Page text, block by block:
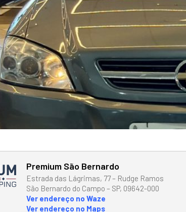
Premium São Bernardo
Estrada das Lágrimas, 77 – Rudge Ramos
São Bernardo do Campo – SP, 09642-000
Ver endereço no Waze
Ver endereço no Maps